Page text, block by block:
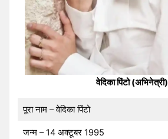
वेदिका पिंटो (अभिनेत्री)
पूरा नाम – वेदिका पिंटो
जन्म – 14 अक्टूबर 1995